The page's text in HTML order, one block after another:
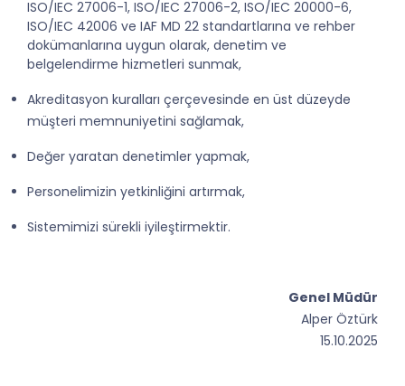
ISO/IEC 27006-1, ISO/IEC 27006-2, ISO/IEC 20000-6,
ISO/IEC 42006 ve IAF MD 22 standartlarına ve rehber
dokümanlarına uygun olarak, denetim ve
belgelendirme hizmetleri sunmak,
Akreditasyon kuralları çerçevesinde en üst düzeyde
müşteri memnuniyetini sağlamak,
Değer yaratan denetimler yapmak,
Personelimizin yetkinliğini artırmak,
Sistemimizi sürekli iyileştirmektir.
Genel Müdür
Alper Öztürk
15.10.2025